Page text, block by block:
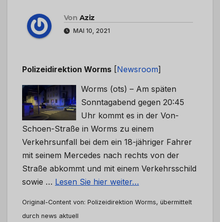
Von Aziz
MAI 10, 2021
Polizeidirektion Worms [Newsroom]
Worms (ots) – Am späten
Sonntagabend gegen 20:45
Uhr kommt es in der Von-
Schoen-Straße in Worms zu einem
Verkehrsunfall bei dem ein 18-jähriger Fahrer
mit seinem Mercedes nach rechts von der
Straße abkommt und mit einem Verkehrsschild
sowie … Lesen Sie hier weiter…
Original-Content von: Polizeidirektion Worms, übermittelt
durch news aktuell